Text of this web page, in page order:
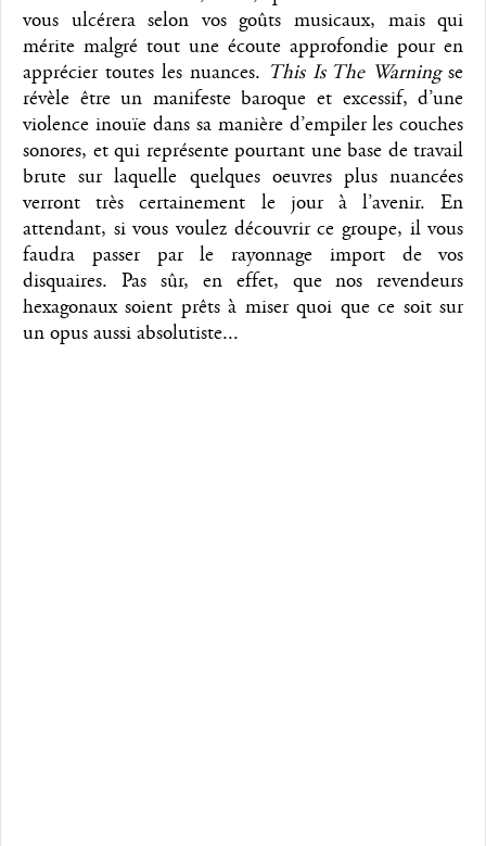
vous ulcérera selon vos goûts musicaux, mais qui
mérite malgré tout une écoute approfondie pour en
apprécier toutes les nuances. This Is The Warningse
révèle être un manifeste baroque et excessif, d’une
violence inouïe dans sa manière d’empiler les couches
sonores, et qui représente pourtant une base de travail
brute sur laquelle quelques oeuvres plus nuancées
verront très certainement le jour à l’avenir. En
attendant, si vous voulez découvrir ce groupe, il vous
faudra passer par le rayonnage import de vos
disquaires. Pas sûr, en effet, que nos revendeurs
hexagonaux soient prêts à miser quoi que ce soit sur
un opus aussi absolutiste...